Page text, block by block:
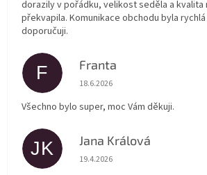
dorazily v pořádku, velikost seděla a kvalita
překvapila. Komunikace obchodu byla
doporučuji.
F Franta
Hodnocení obchodu je 5 z 5
18.6.2026
Všechno bylo super, moc Vám děkuji.
JK Jana Králová
Hodnocení obchodu je 5 z 5
19.4.2026